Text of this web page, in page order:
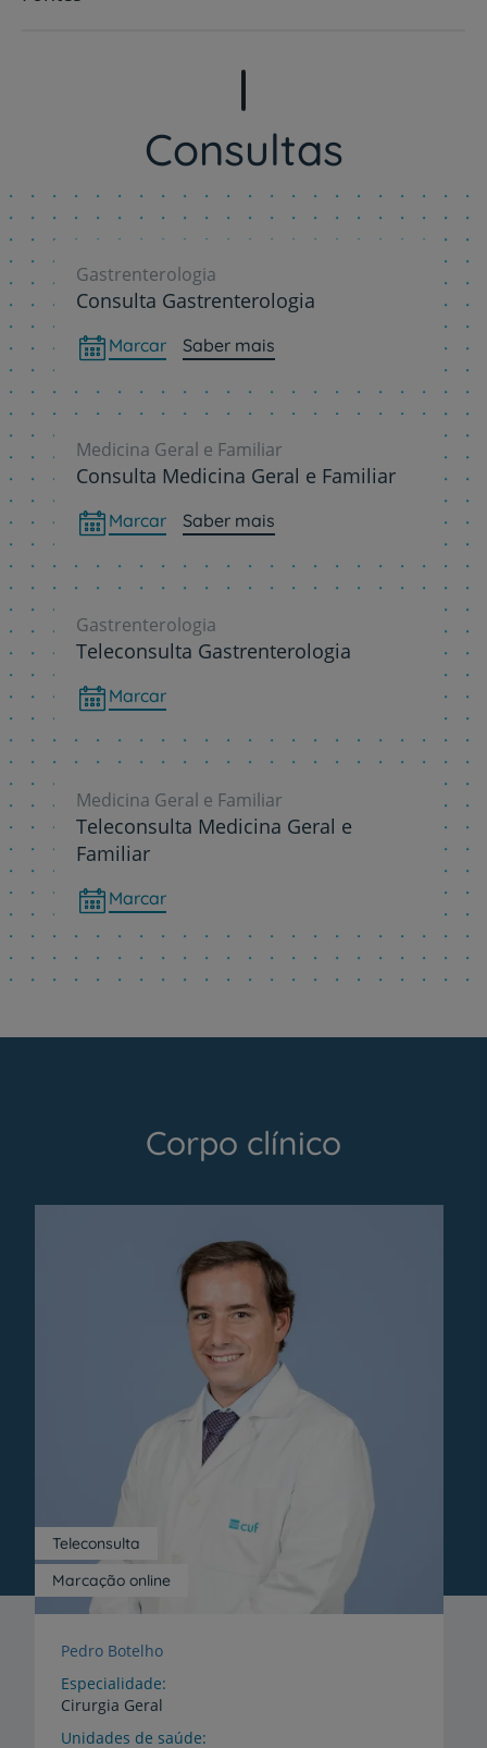
Consultas
Gastrenterologia
Consulta Gastrenterologia
Marcar Saber mais
Medicina Geral e Familiar
Consulta Medicina Geral e Familiar
Marcar Saber mais
Gastrenterologia
Teleconsulta Gastrenterologia
Marcar
Medicina Geral e Familiar
Teleconsulta Medicina Geral e
Familiar
Marcar
Corpo clínico
Marcação online
Teleconsulta
Pedro Botelho
Especialidade
Cirurgia Geral
Unidades de saúde